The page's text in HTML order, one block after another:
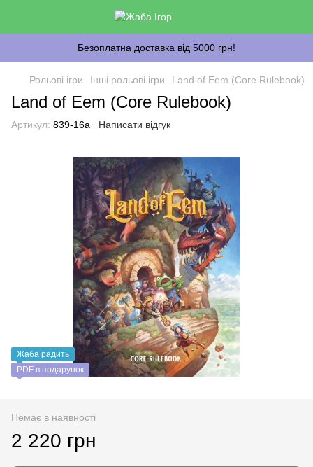
Безоплатна доставка від 5000 грн!
Рольові ігри Інші рольові ігри Land of Eem (Core Rulebook)
Land of Eem (Core Rulebook)
Артикул: 839-16a Написати відгук
Жаба радить
PDF в подарунок
Немає в наявності
2 220 грн